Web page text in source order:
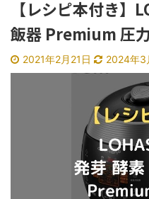
【レシピ本付き】
飯器 Premium 圧
2021年2月21日 2024年3